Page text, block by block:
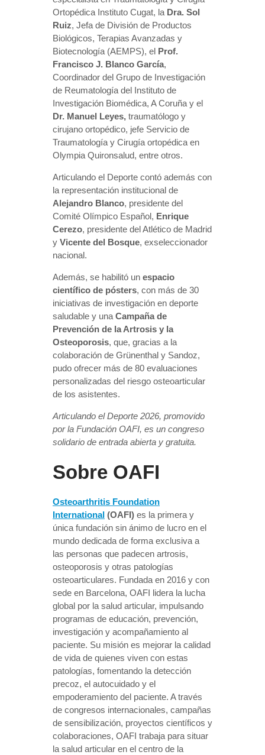
Ortopédica Instituto Cugat, la Dra. Sol
Ruiz, Jefa de División de Productos
Biológicos, Terapias Avanzadas y
Biotecnología (AEMPS), el Prof.
Francisco J. Blanco García,
Coordinador del Grupo de Investigación
de Reumatología del Instituto de
Investigación Biomédica, A Coruña y el
Dr. Manuel Leyes, traumatólogo y
cirujano ortopédico, jefe Servicio de
Traumatología y Cirugía ortopédica en
Olympia Quironsalud, entre otros.
Articulando el Deporte contó además con
la representación institucional de
Alejandro Blanco, presidente del
Comité Olímpico Español, Enrique
Cerezo, presidente del Atlético de Madrid
y Vicente del Bosque, exseleccionador
nacional.
Además, se habilitó un espacio
científico de pósters, con más de 30
iniciativas de investigación en deporte
saludable y una Campaña de
Prevención de la Artrosis y la
Osteoporosis, que, gracias a la
colaboración de Grünenthal y Sandoz,
pudo ofrecer más de 80 evaluaciones
personalizadas del riesgo osteoarticular
de los asistentes.
Articulando el Deporte 2026, promovido
por la Fundación OAFI, es un congreso
solidario de entrada abierta y gratuita.
Sobre OAFI
Osteoarthritis Foundation
International (OAFI) es la primera y
única fundación sin ánimo de lucro en el
mundo dedicada de forma exclusiva a
las personas que padecen artrosis,
osteoporosis y otras patologías
osteoarticulares. Fundada en 2016 y con
sede en Barcelona, OAFI lidera la lucha
global por la salud articular, impulsando
programas de educación, prevención,
investigación y acompañamiento al
paciente. Su misión es mejorar la calidad
de vida de quienes viven con estas
patologías, fomentando la detección
precoz, el autocuidado y el
empoderamiento del paciente. A través
de congresos internacionales, campañas
de sensibilización, proyectos científicos y
colaboraciones, OAFI trabaja para situar
la salud articular en el centro de la